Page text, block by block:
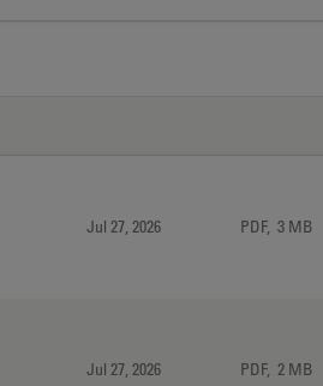
Jul 27, 2026 PDF, 3 MB
Jul 27, 2026 PDF, 2 MB